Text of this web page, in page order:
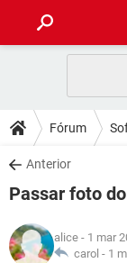
CELULAR
OUTLOOK
INSTAGRAM
GUIA DE COMPRAS
DICAS
JOGOS
INSTAGRAM
DOWNLOADS
JOGOS
CELULAR
OUTLOOK
JOGOS
GLOSSÁRIO
Fórum
Anterior
Passar foto
alice - 1 mar
carol - 1